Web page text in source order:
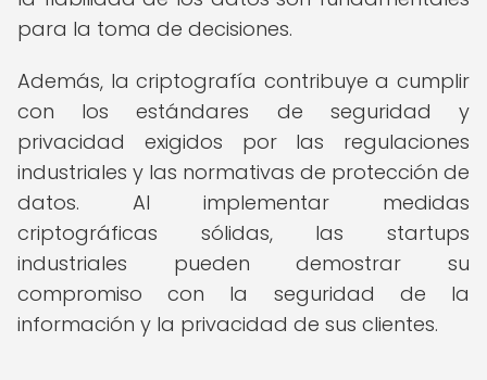
para la toma de decisiones.
Además, la criptografía contribuye a cumplir
con los estándares de seguridad y
privacidad exigidos por las regulaciones
industriales y las normativas de protección de
datos. Al implementar medidas
criptográficas sólidas, las startups
industriales pueden demostrar su
compromiso con la seguridad de la
información y la privacidad de sus clientes.